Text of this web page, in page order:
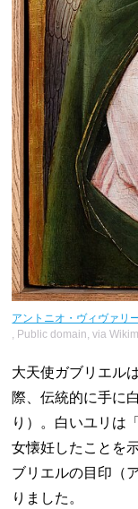
アントニオ・ヴィヴァリ
, Public domain, via
大天使ガブリエル
際、伝統的に手に
り）。白いユリは
女懐妊したことを
ブリエルの目印（
りました。